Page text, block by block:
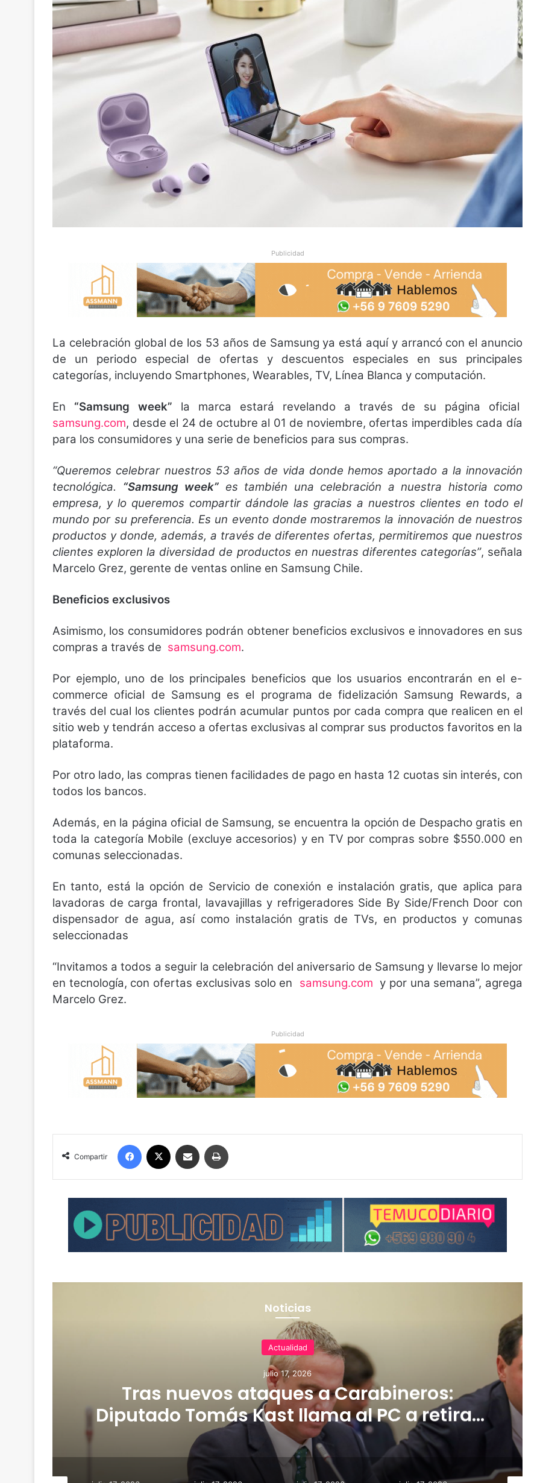
Publicidad
La celebración global de los 53 años de Samsung ya está aquí y arrancó con el anuncio
de un periodo especial de ofertas y descuentos especiales en sus principales
categorías, incluyendo Smartphones, Wearables, TV, Línea Blanca y computación.
En “Samsung week” la marca estará revelando a través de su página oficial
samsung.com, desde el 24 de octubre al 01 de noviembre, ofertas imperdibles cada día
para los consumidores y una serie de beneficios para sus compras.
“Queremos celebrar nuestros 53 años de vida donde hemos aportado a la innovación
tecnológica. “Samsung week” es también una celebración a nuestra historia como
empresa, y lo queremos compartir dándole las gracias a nuestros clientes en todo el
mundo por su preferencia. Es un evento donde mostraremos la innovación de nuestros
productos y donde, además, a través de diferentes ofertas, permitiremos que nuestros
clientes exploren la diversidad de productos en nuestras diferentes categorías”, señala
Marcelo Grez, gerente de ventas online en Samsung Chile.
Beneficios exclusivos
Asimismo, los consumidores podrán obtener beneficios exclusivos e innovadores en sus
compras a través de samsung.com.
Por ejemplo, uno de los principales beneficios que los usuarios encontrarán en el e-
commerce oficial de Samsung es el programa de fidelización Samsung Rewards, a
través del cual los clientes podrán acumular puntos por cada compra que realicen en el
sitio web y tendrán acceso a ofertas exclusivas al comprar sus productos favoritos en la
plataforma.
Por otro lado, las compras tienen facilidades de pago en hasta 12 cuotas sin interés, con
todos los bancos.
Además, en la página oficial de Samsung, se encuentra la opción de Despacho gratis en
toda la categoría Mobile (excluye accesorios) y en TV por compras sobre $550.000 en
comunas seleccionadas.
En tanto, está la opción de Servicio de conexión e instalación gratis, que aplica para
lavadoras de carga frontal, lavavajillas y refrigeradores Side By Side/French Door con
dispensador de agua, así como instalación gratis de TVs, en productos y comunas
seleccionadas
“Invitamos a todos a seguir la celebración del aniversario de Samsung y llevarse lo mejor
en tecnología, con ofertas exclusivas solo en samsung.com y por una semana”, agrega
Marcelo Grez.
Publicidad
Compartir
Noticias
Actualidad
julio 17, 2026
Tras nuevos ataques a Carabineros:
Diputado Tomás Kast llama al PC a retirar
proyecto que busca derogar parte de la Ley
Naín-Retamal